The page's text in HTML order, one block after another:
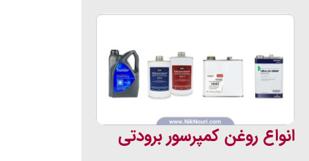
انواع روغن کمپرسور برودتی